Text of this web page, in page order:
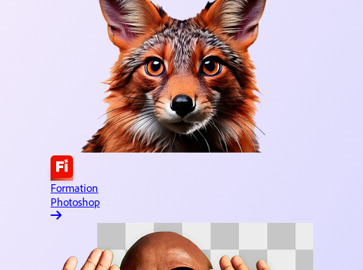
Formation Photoshop Retouche et design d’images
Formation AcrobatCréation et partage de documents
Formation AnimateDesign d’animation et d’illustration
Formation Adobe ExpressCréation de contenus simple et rapide
Formation Substance 3D
Formation IllustratorImage vectorielle et illustration
Formation
Photoshop